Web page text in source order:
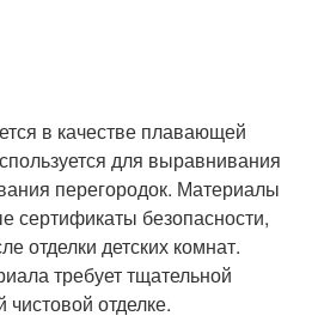
в качестве плавающей
для выравнивания
перегородок. Материалы
сертификаты безопасности,
отделки детских комнат.
требует тщательной
отделке.